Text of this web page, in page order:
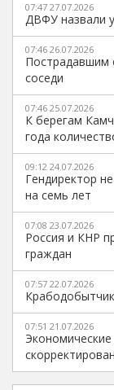
07:47 27.07.2026
ДВФУ назвали
07:46 26.07.2026
Пострадавшим
соседи
07:46 25.07.2026
К берегам
года
09:12 24.07.2026
Гендиректор
на семь лет
07:08 23.07.2026
Россия и КНР
граждан
07:57 22.07.2026
07:51 21.07.2026